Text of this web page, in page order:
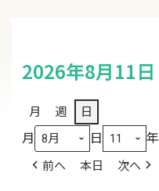
2026年8月11日
月 週 日
月 日 年
前へ 本日 次へ